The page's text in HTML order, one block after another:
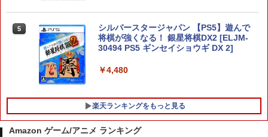
4
【顧客満足度98.3%】 Switch2 ケース
大容量 Switch2/Switch通常モデル/Swit
ch lite/Switch 有機ELモテルに対応 収納
ーチ スタンド/コントローラー/カード/ド
￥2,880
5
シルバースタージャパン 【PS5】遊んで
将棋が強くなる！ 銀星将棋DX2 [ELJM-
30494 PS5 ギンセイショウギ DX 2]
￥4,480
楽天ランキングをもっと見る
Amazon ゲーム/アニメ ランキング